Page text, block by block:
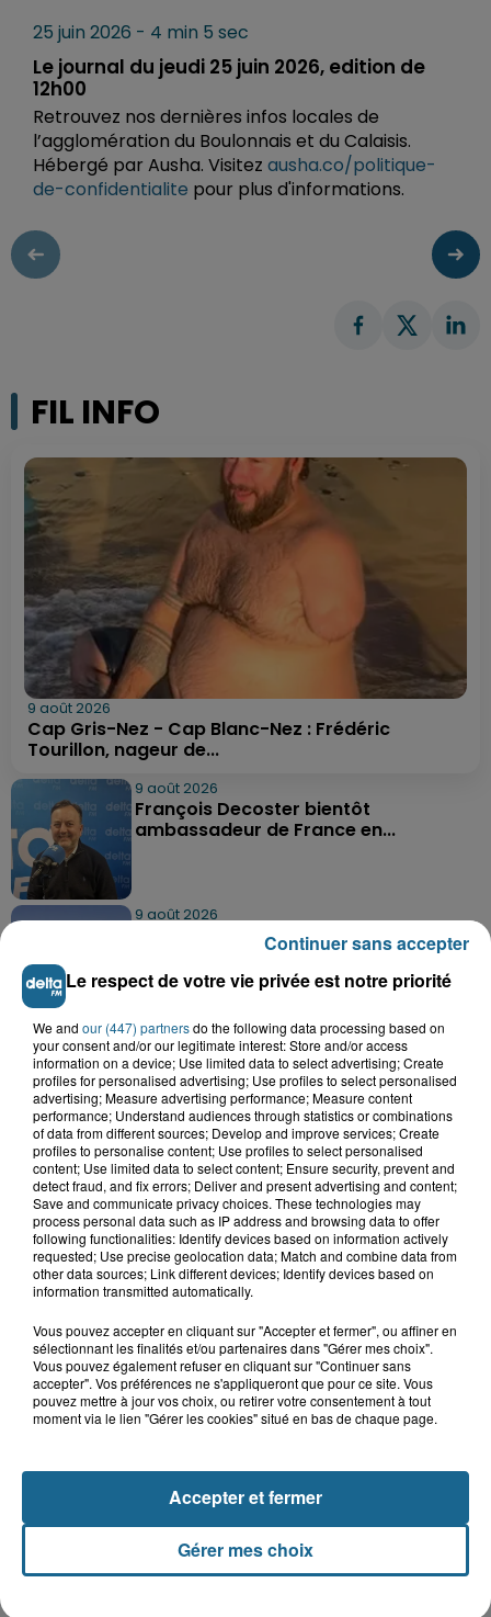
25 juin 2026 - 4 min 5 sec
Le journal du jeudi 25 juin 2026, edition de
12h00
Retrouvez nos dernières infos locales de
l’agglomération du Boulonnais et du Calaisis.
Hébergé par Ausha. Visitez ausha.co/politique-
de-confidentialite pour plus d'informations.
FIL INFO
9 août 2026
Cap Gris-Nez - Cap Blanc-Nez : Frédéric
Tourillon, nageur de...
9 août 2026
François Decoster bientôt
ambassadeur de France en...
9 août 2026
Une petite fille de sept ans sauvée de
la noyade à Berck-sur-Mer
9 août 2026
Athlétisme, Boulogne-sur-Mer :
Jimmy Gressier visera le doublé 5...
9 août 2026
Des cours... de trottinette à Bray-
Dunes
NOS AUTRES PODCASTS
Le respect de votre vie privée est notre priorité
We and our (447) partnersdo the following data processing based on
your consent and/or our legitimate interest: Store and/or access
information on a device; Use limited data to select advertising; Create
profiles for personalised advertising; Use profiles to select personalised
advertising; Measure advertising performance; Measure content
performance; Understand audiences through statistics or combinations
of data from different sources; Develop and improve services; Create
profiles to personalise content; Use profiles to select personalised
content; Use limited data to select content; Ensure security, prevent and
detect fraud, and fix errors; Deliver and present advertising and content;
Save and communicate privacy choices. These technologies may
process personal data such as IP address and browsing data to offer
following functionalities: Identify devices based on information actively
requested; Use precise geolocation data; Match and combine data from
other data sources; Link different devices; Identify devices based on
information transmitted automatically.
Vous pouvez accepter en cliquant sur "Accepter et fermer", ou affiner en
sélectionnant les finalités et/ou partenaires dans "Gérer mes choix".
Vous pouvez également refuser en cliquant sur "Continuer sans
accepter". Vos préférences ne s'appliqueront que pour ce site. Vous
pouvez mettre à jour vos choix, ou retirer votre consentement à tout
moment via le lien "Gérer les cookies" situé en bas de chaque page.
Gérer mes choix
Accepter et fermer
Continuer sans accepter